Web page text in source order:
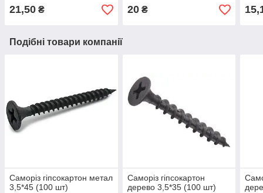
21,50 ₴ 20₴
Подібні товари компанії
Саморіз гіпсокартон метал
3,5*45 (100 шт)
Саморіз гіпсокартон
дерево 3,5*35 (100 шт)